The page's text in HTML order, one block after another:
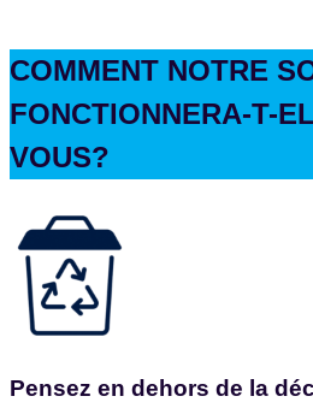
COMMENT NOTRE
FONCTIONNERA-T-
VOUS?
Pensez en dehors de la